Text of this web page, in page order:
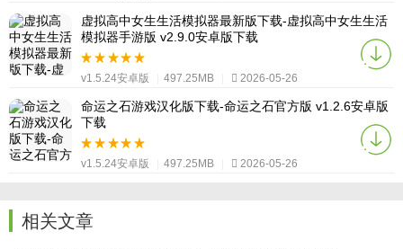
虚拟高中女生生活模拟器最新版下载-虚拟高中女生生活
模拟器手游版 v2.9.0安卓版下载
v1.5.24安卓版 497.25MB 2026-05-26
命运之石游戏汉化版下载-命运之石官方版 v1.2.6安卓版
下载
v1.5.24安卓版 497.25MB 2026-05-26
相关文章